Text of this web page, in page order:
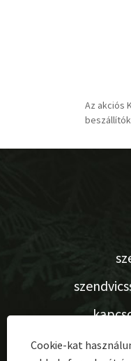
Az akciós
kérjük,
Cookie-kat